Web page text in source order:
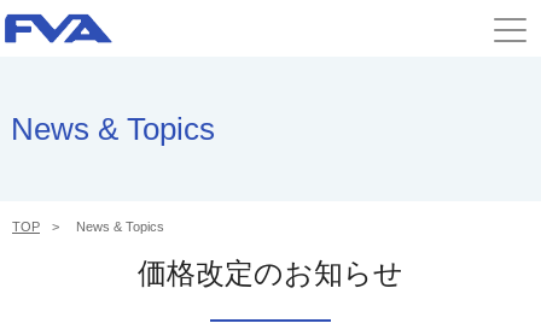
News & Topics
TOP News & Topics
価格改定のお知らせ